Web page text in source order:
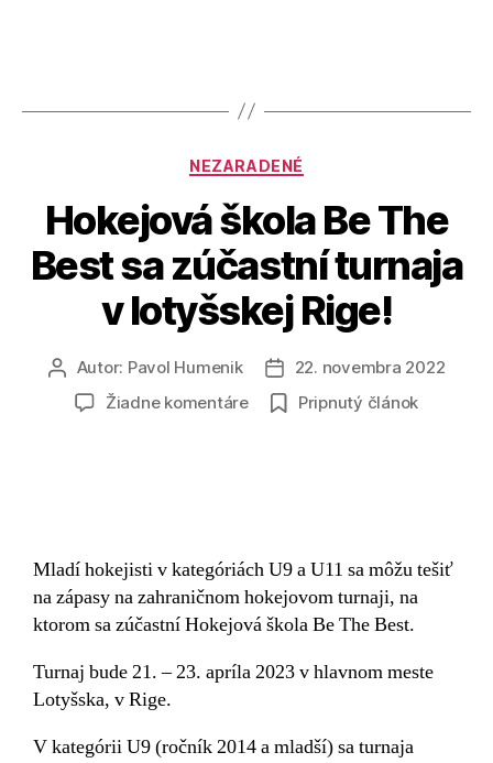
NEZARADENÉ
Hokejová škola Be The
Best sa zúčastní turnaja
v lotyšskej Rige!
Autor: Pavol Humenik
22. novembra 2022
Žiadne komentáre
Pripnutý článok
Mladí hokejisti v kategóriách U9 a U11 sa môžu tešiť
na zápasy na zahraničnom hokejovom turnaji, na
ktorom sa zúčastní Hokejová škola Be The Best.
Turnaj bude 21. – 23. apríla 2023 v hlavnom meste
Lotyšska, v Rige.
V kategórii U9 (ročník 2014 a mladší) sa turnaja